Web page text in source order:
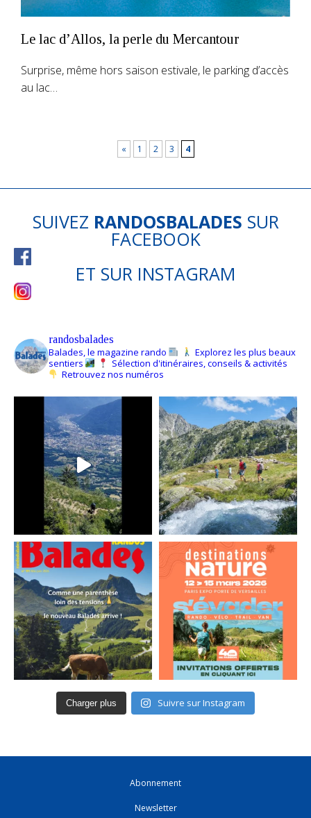
Le lac d’Allos, la perle du Mercantour
Surprise, même hors saison estivale, le parking d’accès
au lac…
« 1 2 3 4
SUIVEZ RANDOSBALADES SUR
FACEBOOK
ET SUR INSTAGRAM
randosbalades
Balades, le magazine rando
Explorez les plus beaux
sentiers
Sélection d'itinéraires, conseils & activités
Retrouvez nos numéros
Charger plus Suivre sur Instagram
Abonnement
Newsletter